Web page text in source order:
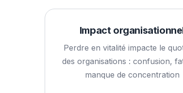
Impact
Perdre en vitalité impacte le
des organisations : confusion,
manque de concentration